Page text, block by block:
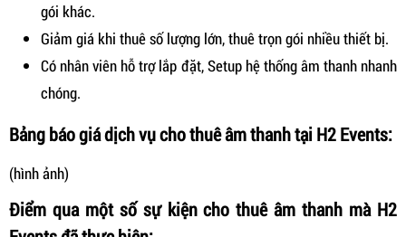
gói khác.
Giảm giá khi thuê số lượng lớn, thuê trọn gói nhiều thiết bị.
Có nhân viên hỗ trợ lắp đặt, Setup hệ thống âm thanh nhanh
chóng.
Bảng báo giá dịch vụ cho thuê âm thanh tại H2 Events:
(hình ảnh)
Điểm qua một số sự kiện cho thuê âm thanh mà H2